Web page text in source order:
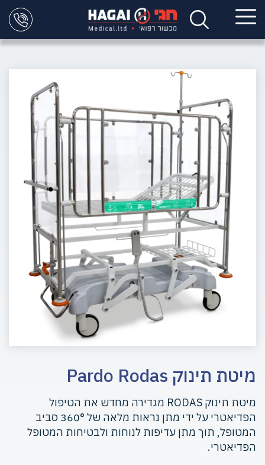
מיטת תינוק Pardo Rodas
מיטת תינוק RODAS מגדירה מחדש את הטיפול
הפדיאטרי על ידי מתן נראות מלאה של 360° סביב
המטופל, תוך מתן עדיפות לנוחות ולבטיחות המטופל
הפדיאטרי.